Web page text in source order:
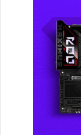
کار خودش
اشباع شدن
برای پیشگیری